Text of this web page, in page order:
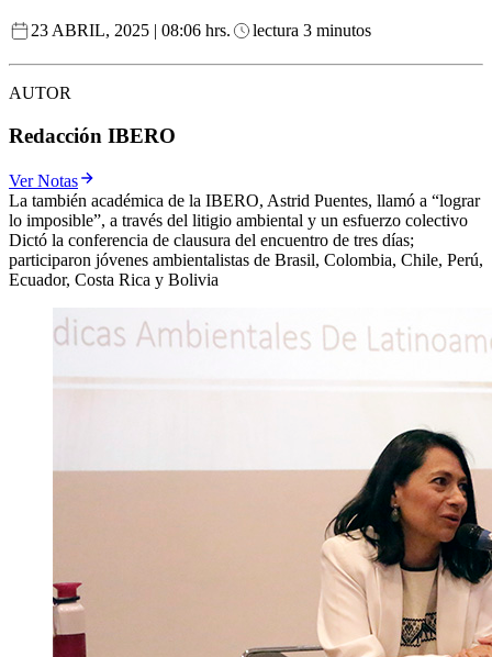
23 ABRIL, 2025 | 08:06 hrs. lectura 3 minutos
AUTOR
Redacción IBERO
Ver Notas
La también académica de la IBERO, Astrid Puentes, llamó a “lograr
lo imposible”, a través del litigio ambiental y un esfuerzo colectivo
Dictó la conferencia de clausura del encuentro de tres días;
participaron jóvenes ambientalistas de Brasil, Colombia, Chile, Perú,
Ecuador, Costa Rica y Bolivia